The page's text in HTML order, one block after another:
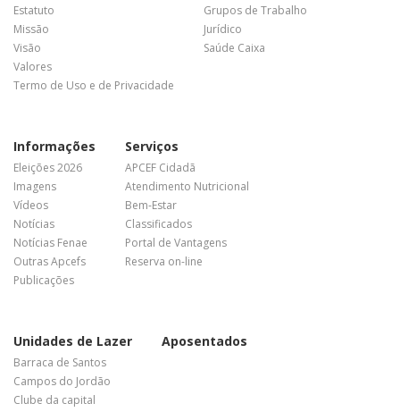
Estatuto
Missão
Visão
Valores
Termo de Uso e de Privacidade
Grupos de Trabalho
Jurídico
Saúde Caixa
Informações
Eleições 2026
Imagens
Vídeos
Notícias
Notícias Fenae
Outras Apcefs
Publicações
Serviços
APCEF Cidadã
Atendimento Nutricional
Bem-Estar
Classificados
Portal de Vantagens
Reserva on-line
Unidades de Lazer
Barraca de Santos
Campos do Jordão
Clube da capital
Aposentados